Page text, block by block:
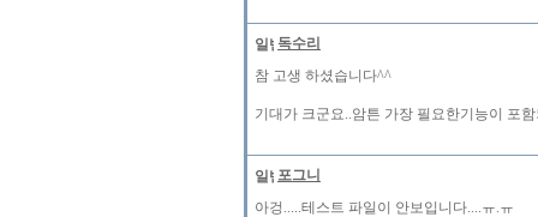
독수리
참 고생 하셨습니다^^
기대가 크군요..암튼 가장 필요한기능이 포
포그니
아겅.....테스트 파일이 안보입니다....ㅠ.ㅠ